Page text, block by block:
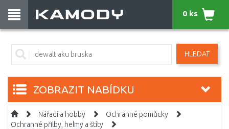
HLEDAT
0 ks
ZOBRAZIT NABÍDKU
Nářadí a hobby
Ochranné pomůcky
Ochranné přilby, helmy a štíty